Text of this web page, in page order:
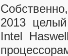
2013
Intel